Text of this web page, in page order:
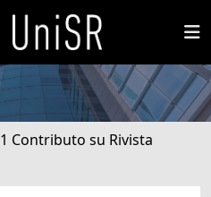
1 Contributo su Rivista